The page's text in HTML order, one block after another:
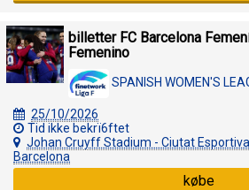
billetter FC Barcelona
Femenino
SPANISH WOMEN'S
25/10/2026
Tid ikke bekrï6ftet
Johan Cruyff Stadium - Ciutat
Barcelona
købe